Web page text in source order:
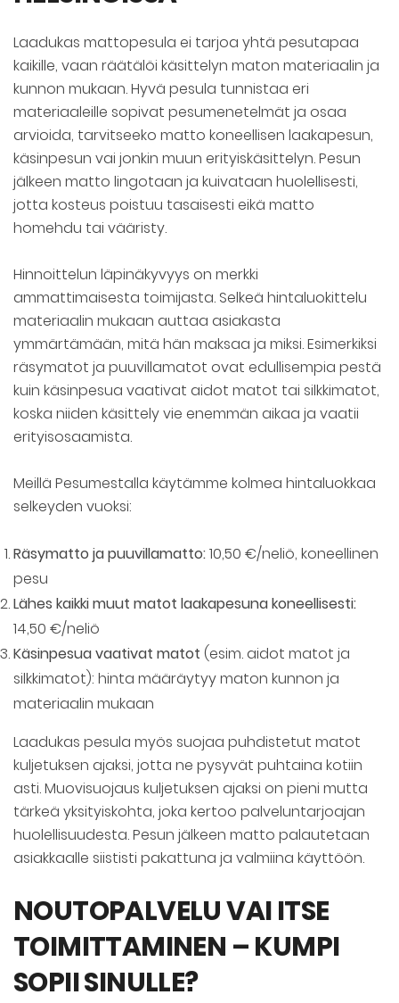
Laadukas mattopesula ei tarjoa yhtä pesutapaa
kaikille, vaan räätälöi käsittelyn maton materiaalin ja
kunnon mukaan. Hyvä pesula tunnistaa eri
materiaaleille sopivat pesumenetelmät ja osaa
arvioida, tarvitseeko matto koneellisen laakapesun,
käsinpesun vai jonkin muun erityiskäsittelyn. Pesun
jälkeen matto lingotaan ja kuivataan huolellisesti,
jotta kosteus poistuu tasaisesti eikä matto
homehdu tai vääristy.
Hinnoittelun läpinäkyvyys on merkki
ammattimaisesta toimijasta. Selkeä hintaluokittelu
materiaalin mukaan auttaa asiakasta
ymmärtämään, mitä hän maksaa ja miksi. Esimerkiksi
räsymatot ja puuvillamatot ovat edullisempia pestä
kuin käsinpesua vaativat aidot matot tai silkkimatot,
koska niiden käsittely vie enemmän aikaa ja vaatii
erityisosaamista.
Meillä Pesumestalla käytämme kolmea hintaluokkaa
selkeyden vuoksi:
Räsymatto ja puuvillamatto:10,50 €/neliö, koneellinen
pesu
Lähes kaikki muut matot laakapesuna koneellisesti:
14,50 €/neliö
Käsinpesua vaativat matot (esim. aidot matot ja
silkkimatot): hinta määräytyy maton kunnon ja
materiaalin mukaan
Laadukas pesula myös suojaa puhdistetut matot
kuljetuksen ajaksi, jotta ne pysyvät puhtaina kotiin
asti. Muovisuojaus kuljetuksen ajaksi on pieni mutta
tärkeä yksityiskohta, joka kertoo palveluntarjoajan
huolellisuudesta. Pesun jälkeen matto palautetaan
asiakkaalle siististi pakattuna ja valmiina käyttöön.
NOUTOPALVELU VAI ITSE
TOIMITTAMINEN – KUMPI
SOPII SINULLE?